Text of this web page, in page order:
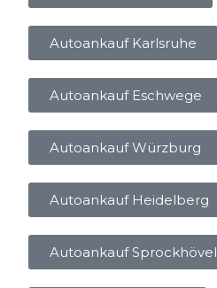
Autoankauf Karlsruhe
Autoankauf Eschwege
Autoankauf Würzburg
Autoankauf Heidelberg
Autoankauf Sprockhövel